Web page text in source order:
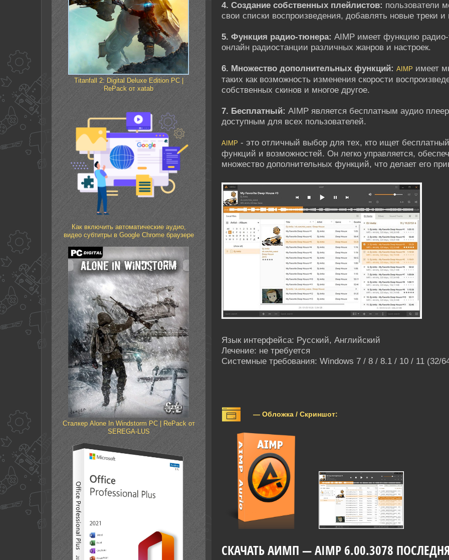
4. Создание собственных плейлистов: пользователи
свои списки воспроизведения, добавлять новые треки
5. Функция радио-тюнера: AIMP имеет функцию радио-
онлайн радиостанции различных жанров и настроек.
6. Множество дополнительных функций: AIMP имеет
таких как возможность изменения скорости
собственных скинов и многое другое.
7. Бесплатный: AIMP является бесплатным аудио
доступным для всех пользователей.
AIMP - это отличный выбор для тех, кто ищет
функций и возможностей. Он легко управляется,
множество дополнительных функций, что делает его
Язык интерфейса: Русский, Английский
Лечение: не требуется
Системные требования: Windows 7 / 8 / 8.1 / 10 / 11 (32/
— Обложка / Скриншот:
СКАЧАТЬ АИМП — AIMP 6.00.3078
Titanfall 2: Digital Deluxe Edition PC |
RePack от xatab
Как включить автоматические аудио,
видео субтитры в Google Chrome браузере
Сталкер Alone In Windstorm PC | RePack от
SEREGA-LUS